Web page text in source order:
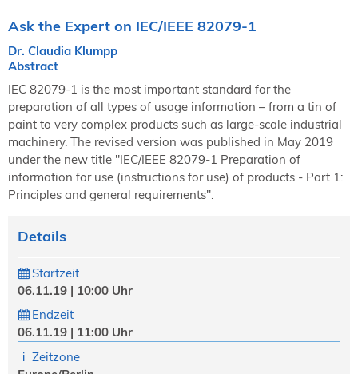
Expertenrat
Publikationen
Stellenangebote
Stellengesuche
Dienstleister
Regionalgruppen
Downloadbereich
Ask the Expert on IEC/IEEE 82079-1
Dr. Claudia Klumpp
Abstract
IEC 82079-1 is the most important standard for the
preparation of all types of usage information – from a tin of
paint to very complex products such as large-scale industrial
machinery. The revised version was published in May 2019
under the new title "IEC/IEEE 82079-1 Preparation of
information for use (instructions for use) of products - Part 1:
Principles and general requirements".
Details
Startzeit
06.11.19 | 10:00 Uhr
Endzeit
06.11.19 | 11:00 Uhr
Zeitzone